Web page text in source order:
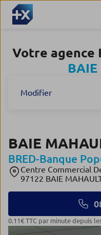
Votre agence
BAIE
Modifier
BAIE
BRED-Banque
Centre Commercial
97122 BAIE
0.11€ TTC par minute depuis